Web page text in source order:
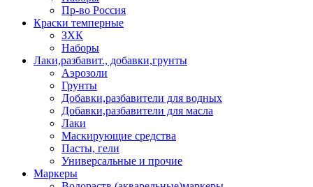
Пр-во Россия
Краски темперные
ЗХК
Наборы
Лаки,разбавит., добавки,грунты
Аэрозоли
Грунты
Добавки,разбавители для водных
Добавки,разбавители для масла
Лаки
Маскирующие средства
Пасты, гели
Универсальные и прочие
Маркеры